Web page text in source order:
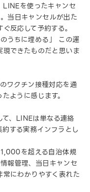
LINEを使ったキャンセ
当日キャンセルが出た
反応して予約する。
うちに埋める」 この運
できたものだと思いま
ワクチン接種対応を通
ように感じます。
、LINEは単なる連絡
する実務インフラとし
を超える自治体規
報管理、当日キャンセ
にわかりやすく表れた